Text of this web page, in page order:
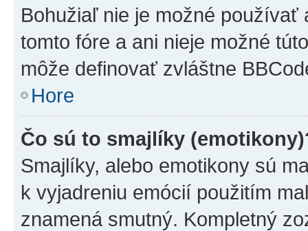
Bohužiaľ nie je možné
tomto fóre a ani nieje možné
môže definovať zvláštne
Hore
Čo sú to smajlíky
Smajlíky, alebo emotikony sú
k vyjadreniu emócií použitím
znamená smutný. Kompletný